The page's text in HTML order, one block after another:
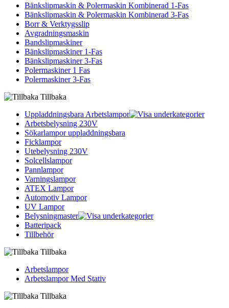
Bänkslipmaskin & Polermaskin Kombinerad 1-Fas
Bänkslipmaskin & Polermaskin Kombinerad 3-Fas
Borr & Verktygsslip
Avgradningsmaskin
Bandslipmaskiner
Bänkslipmaskiner 1-Fas
Bänkslipmaskiner 3-Fas
Polermaskiner 1 Fas
Polermaskiner 3-Fas
Tillbaka
Uppladdningsbara Arbetslampor
Arbetsbelysning 230V
Sökarlampor uppladdningsbara
Ficklampor
Utebelysning 230V
Solcellslampor
Pannlampor
Varningslampor
ATEX Lampor
Automotiv Lampor
UV Lampor
Belysningmaster
Batteripack
Tillbehör
Tillbaka
Arbetslampor
Arbetslampor Med Stativ
Tillbaka